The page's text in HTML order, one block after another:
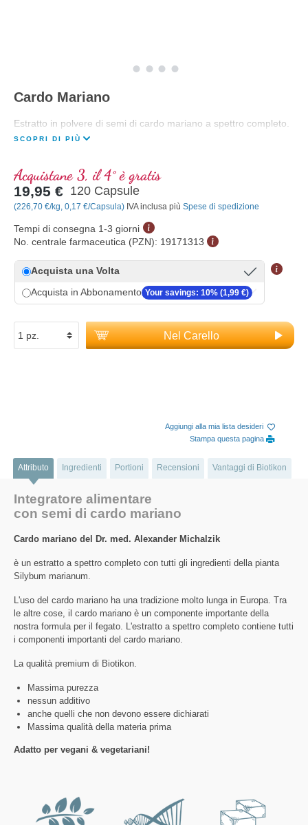
Cardo Mariano
Estratto in polvere di semi di cardo mariano a spettro completo.
SCOPRI DI PIÙ
Acquistane 3, il 4° è gratis
19,95 € 120 Capsule
(226,70 €/kg, 0,17 €/Capsula) IVA inclusa più Spese di spedizione
Tempi di consegna 1-3 giorni
No. centrale farmaceutica (PZN): 19171313
Acquista una Volta
Acquista in Abbonamento Your savings: 10% (1,99 €)
Nel Carello
Aggiungi alla mia lista desideri
Stampa questa pagina
Attributo Ingredienti Portioni Recensioni Vantaggi di Biotikon
Integratore alimentare
con semi di cardo mariano
Cardo mariano del Dr. med. Alexander Michalzik
è un estratto a spettro completo con tutti gli ingredienti della pianta
Silybum marianum.
L'uso del cardo mariano ha una tradizione molto lunga in Europa. Tra
le altre cose, il cardo mariano è un componente importante della
nostra formula per il fegato. L'estratto a spettro completo contiene tutti
i componenti importanti del cardo mariano.
La qualità premium di Biotikon.
Massima purezza
nessun additivo
anche quelli che non devono essere dichiarati
Massima qualità della materia prima
Adatto per vegani & vegetariani!